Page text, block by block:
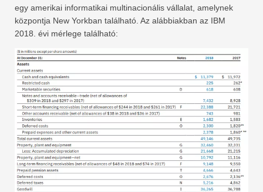
egy amerikai informatikai multinacionális vállalat, amelynek
központja New Yorkban található. Az alábbiakban az IBM
2018. évi mérlege található: